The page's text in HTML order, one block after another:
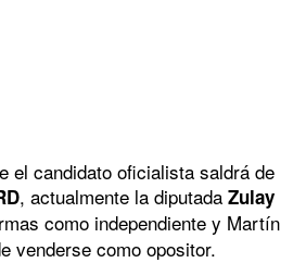
el candidato oficialista saldrá de
, actualmente la diputada Zulay
como independiente y Martín
venderse como opositor.